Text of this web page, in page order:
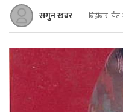
सगुन खबर बिहीबार,